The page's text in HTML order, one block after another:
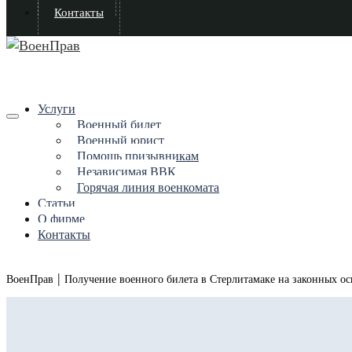
Контакты
Услуги
Военный билет
Военный юрист
Помощь призывникам
Независимая ВВК
Горячая линия военкомата
Статьи
О фирме
Контакты
ВоенПрав | Получение военного билета в Стерлитамаке на законных